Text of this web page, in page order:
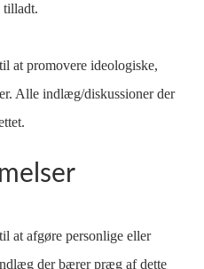
tilladt.
at promovere ideologiske,
Alle indlæg/diskussioner der
at afgøre personlige eller
der bærer præg af dette